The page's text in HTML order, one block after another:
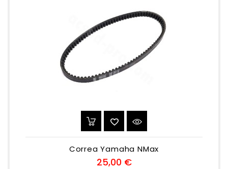
Correa Yamaha NMax
25,00 €Preu